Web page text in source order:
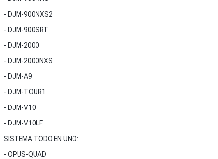
- DJM-900NXS2
- DJM-900SRT
- DJM-2000
- DJM-2000NXS
- DJM-A9
- DJM-TOUR1
- DJM-V10
- DJM-V10LF
SISTEMA TODO EN UNO:
- OPUS-QUAD